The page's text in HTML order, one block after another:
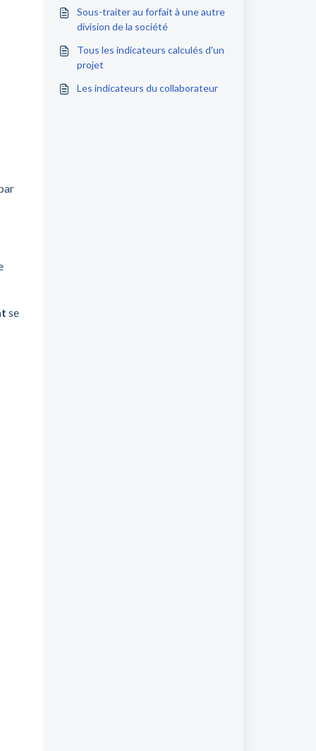
se
Sous-traiter au forfait à une autre
division de la société
Tous les indicateurs calculés d'un
projet
Les indicateurs du collaborateur